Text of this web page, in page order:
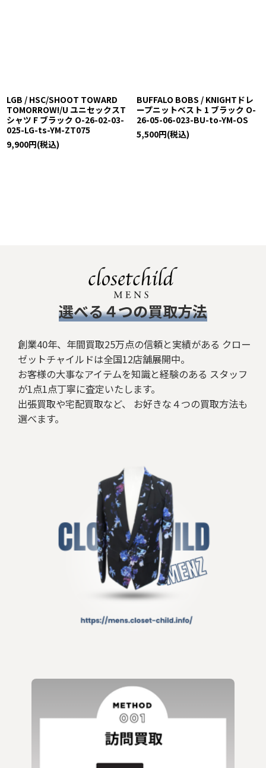
LGB / HSC/SHOOT TOWARD
TOMORROW!/U ユニセックスT
シャツ F ブラック O-26-02-03-
025-LG-ts-YM-ZT075
9,900円(税込)
BUFFALO BOBS / KNIGHTドレ
ープニットベスト 1 ブラック O-
26-05-06-023-BU-to-YM-OS
5,500円(税込)
​選べる４つの買取方法
創業40年、年間買取25万点の信頼と実績がある クロー
ゼットチャイルドは全国12店舗展開中。
お客様の大事なアイテムを知識と経験のある スタッフ
が1点1点丁寧に査定いたします。
出張買取や宅配買取など、 お好きな４つの買取方法も
選べます。